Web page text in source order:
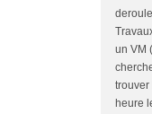
un VM
trouver
heure